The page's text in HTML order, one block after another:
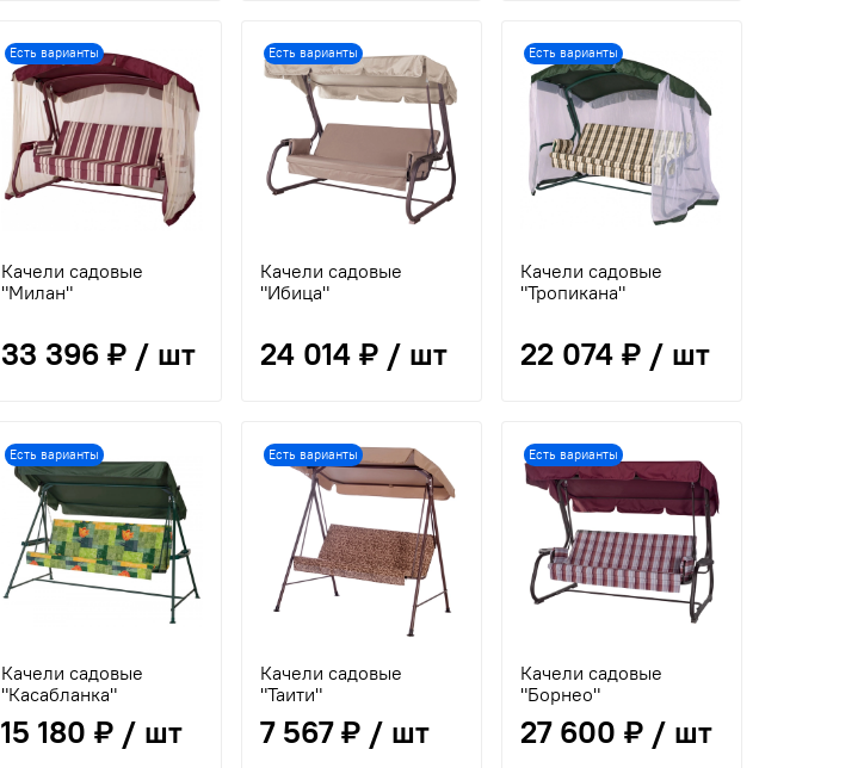
Есть варианты
Качели садовые
"Милан"
33 396 ₽ / шт
Есть варианты
Качели садовые
"Ибица"
24 014 ₽ / шт
Есть варианты
Качели садовые
"Тропикана"
22 074 ₽ / шт
Есть варианты
Качели садовые
"Касабланка"
15 180 ₽ / шт
Есть варианты
Качели садовые
"Таити"
7 567 ₽ / шт
Есть варианты
Качели садовые
"Борнео"
27 600 ₽ / шт